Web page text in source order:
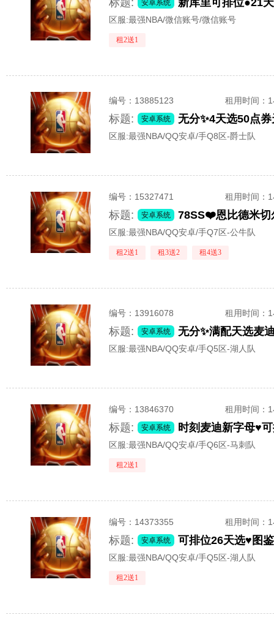
标题: 安卓系统
区服:最强NBA/微信账号/微信账号
租2送1
编号： 13885123 租用时间 ：
标题: 安卓系统
区服:最强NBA/QQ安卓/手Q8区-爵士队
编号： 15327471 租用时间 ：
标题: 安卓系统
区服:最强NBA/QQ安卓/手Q7区-公牛队
租2送1 租3送2 租4送3
编号： 13916078 租用时间 ：
标题: 安卓系统
区服:最强NBA/QQ安卓/手Q5区-湖人队
编号： 13846370 租用时间 ：
标题: 安卓系统
区服:最强NBA/QQ安卓/手Q6区-马刺队
租2送1
编号： 14373355 租用时间 ：
标题: 安卓系统
区服:最强NBA/QQ安卓/手Q5区-湖人队
租2送1